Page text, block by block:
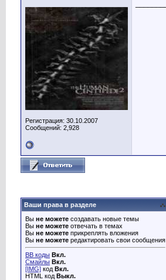
Регистрация: 30.10.2007
Сообщений: 2,928
Ваши права в разделе
Вы не можете создавать новые темы
Вы не можете отвечать в темах
Вы не можете прикреплять вложения
Вы не можете редактировать свои сообщения
BB коды Вкл.
Смайлы Вкл.
[IMG] код Вкл.
HTML код Выкл.